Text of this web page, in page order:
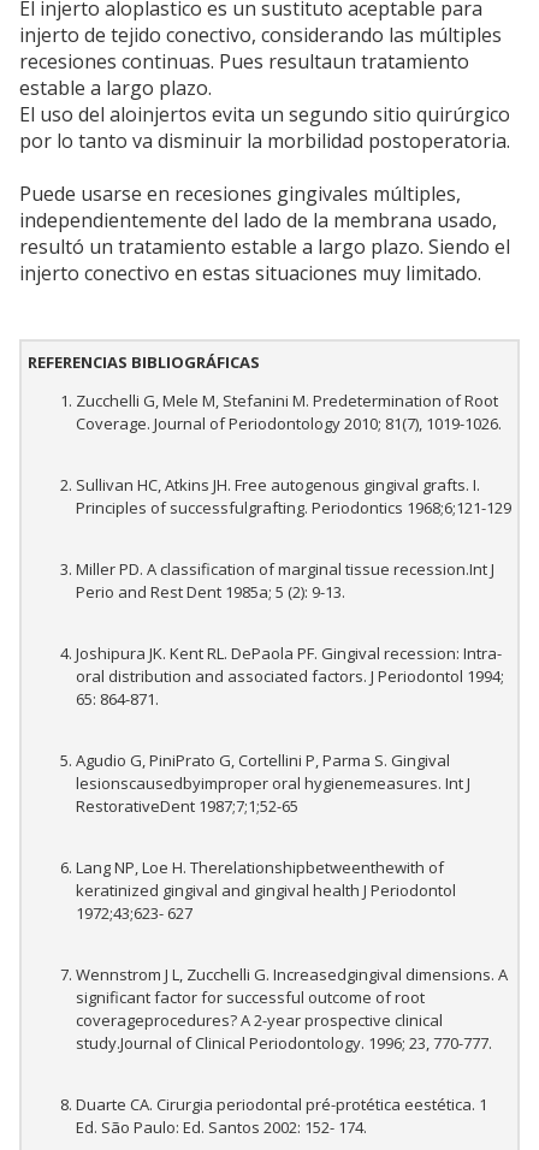
El injerto aloplastico es un sustituto aceptable para
injerto de tejido conectivo, considerando las múltiples
recesiones continuas. Pues resultaun tratamiento
estable a largo plazo.
El uso del aloinjertos evita un segundo sitio quirúrgico
por lo tanto va disminuir la morbilidad postoperatoria.
Puede usarse en recesiones gingivales múltiples,
independientemente del lado de la membrana usado,
resultó un tratamiento estable a largo plazo. Siendo el
injerto conectivo en estas situaciones muy limitado.
REFERENCIAS BIBLIOGRÁFICAS
Zucchelli G, Mele M, Stefanini M. Predetermination of Root
Coverage. Journal of Periodontology 2010; 81(7), 1019-1026.
Sullivan HC, Atkins JH. Free autogenous gingival grafts. I.
Principles of successfulgrafting. Periodontics 1968;6;121-129
Miller PD. A classification of marginal tissue recession.Int J
Perio and Rest Dent 1985a; 5 (2): 9-13.
Joshipura JK. Kent RL. DePaola PF. Gingival recession: Intra-
oral distribution and associated factors. J Periodontol 1994;
65: 864-871.
Agudio G, PiniPrato G, Cortellini P, Parma S. Gingival
lesionscausedbyimproper oral hygienemeasures. Int J
RestorativeDent 1987;7;1;52-65
Lang NP, Loe H. Therelationshipbetweenthewith of
keratinized gingival and gingival health J Periodontol
1972;43;623- 627
Wennstrom J L, Zucchelli G. Increasedgingival dimensions. A
significant factor for successful outcome of root
coverageprocedures? A 2-year prospective clinical
study.Journal of Clinical Periodontology. 1996; 23, 770-777.
Duarte CA. Cirurgia periodontal pré-protética eestética. 1
Ed. São Paulo: Ed. Santos 2002: 152- 174.